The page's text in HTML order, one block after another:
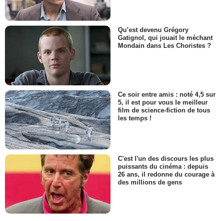
Qu’est devenu Grégory
Gatignol, qui jouait le méchant
Mondain dans Les Choristes ?
Ce soir entre amis : noté 4,5 sur
5, il est pour vous le meilleur
film de science-fiction de tous
les temps !
C'est l'un des discours les plus
puissants du cinéma : depuis
26 ans, il redonne du courage à
des millions de gens